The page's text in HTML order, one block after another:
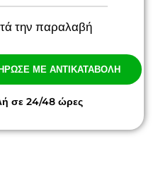
την παραλαβή
ΜΕ ΑΝΤΙΚΑΤΑΒΟΛΗ
σε 24/48 ώρες